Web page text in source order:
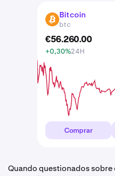
BTC Bitcoin
btc
€56.260.00
+0,30%24H
Comprar
Quando questionados